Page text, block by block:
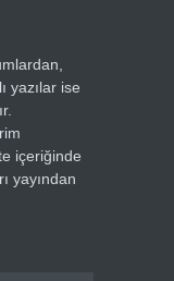
yazılar ise
içeriğinde
yayından